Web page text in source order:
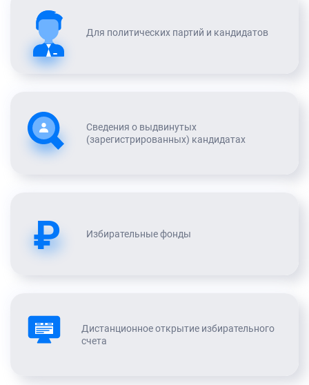
Для политических партий и кандидатов
Сведения о выдвинутых
(зарегистрированных) кандидатах
₽ Избирательные фонды
Дистанционное открытие избирательного
счета